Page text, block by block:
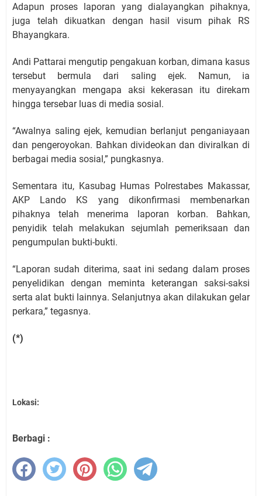
Adapun proses laporan yang dialayangkan pihaknya,
juga telah dikuatkan dengan hasil visum pihak RS
Bhayangkara.
Andi Pattarai mengutip pengakuan korban, dimana kasus
tersebut bermula dari saling ejek. Namun, ia
menyayangkan mengapa aksi kekerasan itu direkam
hingga tersebar luas di media sosial.
“Awalnya saling ejek, kemudian berlanjut penganiayaan
dan pengeroyokan. Bahkan divideokan dan diviralkan di
berbagai media sosial,” pungkasnya.
Sementara itu, Kasubag Humas Polrestabes Makassar,
AKP Lando KS yang dikonfirmasi membenarkan
pihaknya telah menerima laporan korban. Bahkan,
penyidik telah melakukan sejumlah pemeriksaan dan
pengumpulan bukti-bukti.
“Laporan sudah diterima, saat ini sedang dalam proses
penyelidikan dengan meminta keterangan saksi-saksi
serta alat bukti lainnya. Selanjutnya akan dilakukan gelar
perkara,” tegasnya.
(*)
Lokasi:
Berbagi :